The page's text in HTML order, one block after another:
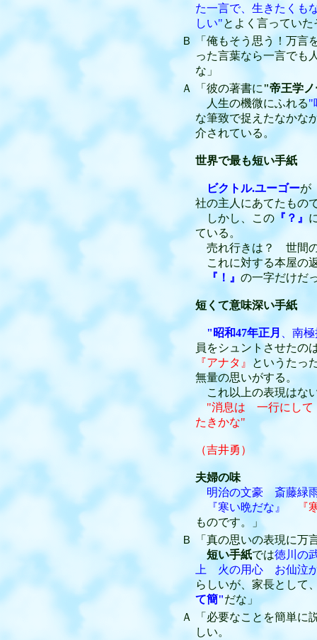
た一言で、生きたくも
しい"とよく言っていた
Ｂ
「俺もそう思う！万言
った言葉なら一言でも
な」
Ａ
「彼の著書に"帝王学
人生の機微にふれる"
な筆致で捉えたなかな
介されている。
世界で最も短い手紙
ビクトル.ユーゴーが
社の主人にあてたもの
しかし、この 『？』
ている。
売れ行きは？ 世間
これに対する本屋の
『！』 の一字だけだ
短くて意味深い手紙
"昭和47年正月
、南
員をシュントさせたの
『アナタ』
というたっ
無量の思いがする。
これ以上の表現はな
"消息は 一行にし
たきかな"
（吉井勇）
夫婦の味
明治の文豪 斎藤緑
『寒い晩だな』
『
ものです。」
Ｂ
「真の思いの表現に万
短い手紙では徳川の
上 火の用心 お仙泣
らしいが、家長として
て簡"だな」
Ａ
「必要なことを簡単に
しい。